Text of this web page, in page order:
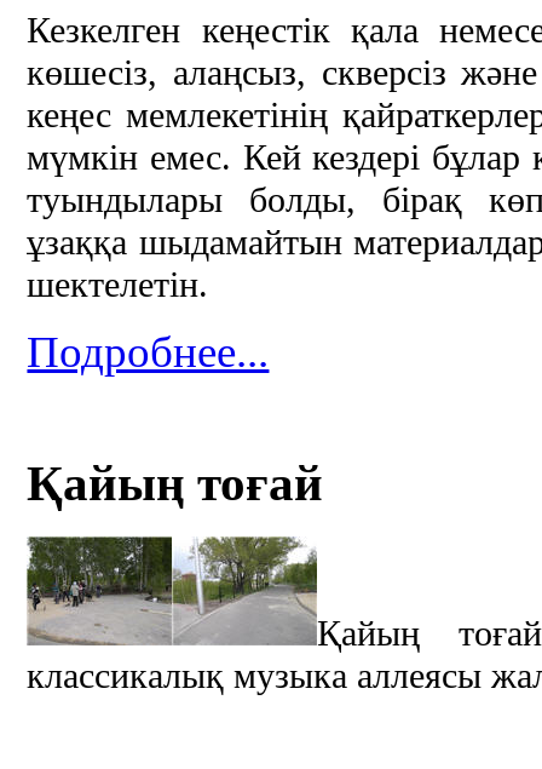
Кезкелген кеңестік қала
көшесіз, алаңсыз, скверсіз
кеңес мемлекетінің
мүмкін емес. Кей кездері бұлар
туындылары болды, бірақ
ұзаққа шыдамайтын
шектелетін.
Подробнее...
Қайың тоғай
Қайың
классикалық музыка аллеясы